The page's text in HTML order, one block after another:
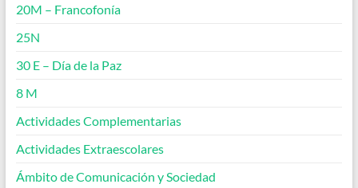
20M – Francofonía
25N
30 E – Día de la Paz
8 M
Actividades Complementarias
Actividades Extraescolares
Ámbito de Comunicación y Sociedad